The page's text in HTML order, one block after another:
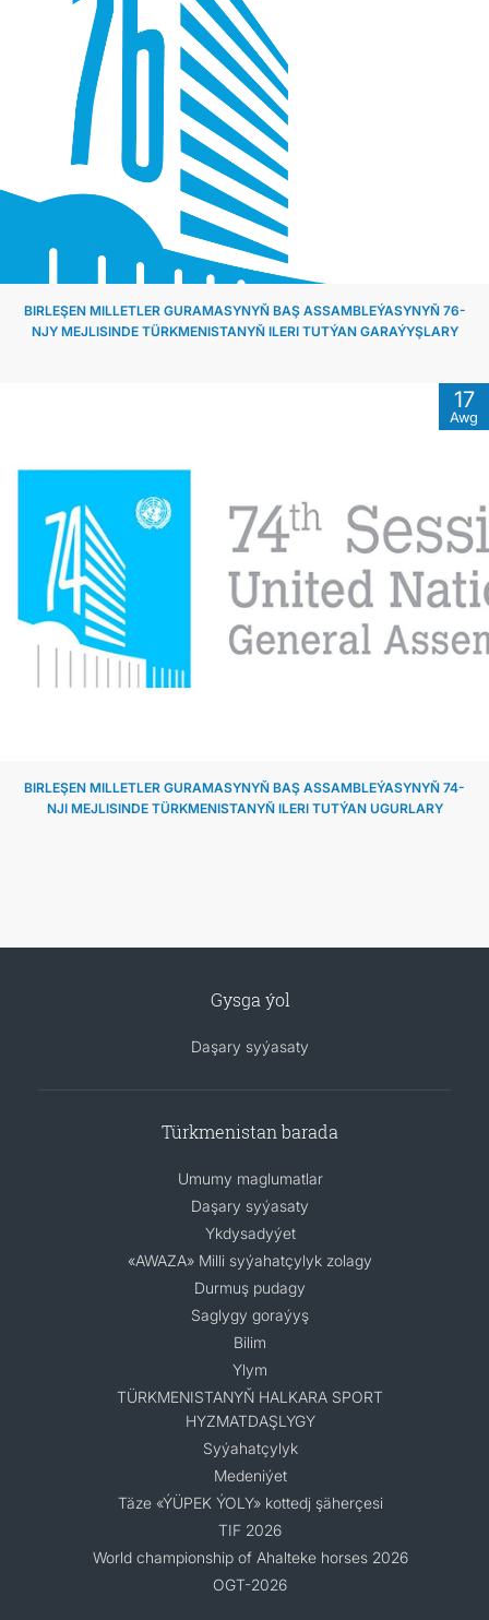
BIRLEŞEN MILLETLER GURAMASYNYŇ BAŞ ASSAMBLEÝASYNYŇ 76-
NJY MEJLISINDE TÜRKMENISTANYŇ ILERI TUTÝAN GARAÝYŞLARY
17
Awg
BIRLEŞEN MILLETLER GURAMASYNYŇ BAŞ ASSAMBLEÝASYNYŇ 74-
NJI MEJLISINDE TÜRKMENISTANYŇ ILERI TUTÝAN UGURLARY
Gysga ýol
Daşary syýasaty
Türkmenistan barada
Umumy maglumatlar
Daşary syýasaty
Ykdysadyýet
«AWAZA» Milli syýahatçylyk zolagy
Durmuş pudagy
Saglygy goraýyş
Bilim
Ylym
TÜRKMENISTANYŇ HALKARA SPORT
HYZMATDAŞLYGY
Syýahatçylyk
Medeniýet
Täze «ÝÜPEK ÝOLY» kottedj şäherçesi
TIF 2026
World championship of Ahalteke horses 2026
OGT-2026